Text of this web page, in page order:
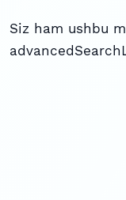
Siz ham ushbu